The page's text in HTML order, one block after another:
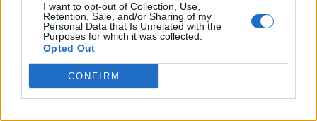
I want to opt-out of Collection, Use,
Retention, Sale, and/or Sharing of my
Personal Data that Is Unrelated with the
Purposes for which it was collected.
Opted Out
CONFIRM
Fecha com segurança; arrasa:
A C R
A
Aplicativo para entrega de refeições (ing.)
I
F O O
D